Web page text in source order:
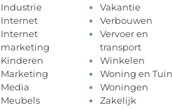
Industrie
Internet
Internet
marketing
Kinderen
Marketing
Media
Meubels
Vakantie
Verbouwen
Vervoer en
transport
Winkelen
Woning en Tuin
Woningen
Zakelijk